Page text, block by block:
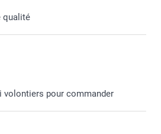
qualité
volontiers pour commander